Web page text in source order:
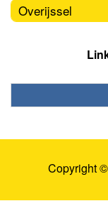
Overijssel
Copyright